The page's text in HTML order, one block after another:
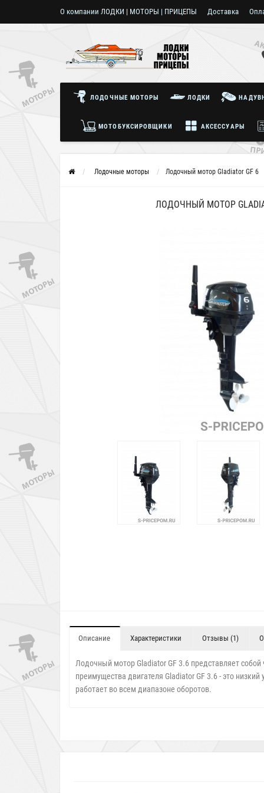
О компании ЛОДКИ | МОТОРЫ | ПРИЦЕПЫ Доставка
ЛОДОЧНЫЕ МОТОРЫ ЛОДКИ
МОТОБУКСИРОВЩИКИ АКСЕССУАРЫ
Лодочные моторы Лодочный мотор Gladiator GF 6
ЛОДОЧНЫЙ МОТОР
Описание Характеристики Отзывы (1)
Лодочный мотор Gladiator GF 3.6 представляет
преимущества двигателя Gladiator GF 3.6 - это
работает во всем диапазоне оборотов.